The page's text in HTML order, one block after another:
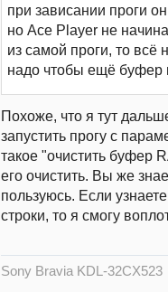
при зависании проги
но Ace Player не
из самой проги, то всё
надо чтобы ещё буфер
Похоже, что я тут
запустить прогу с
такое "очистить буфер
его очистить. Вы же
пользуюсь. Если
строки, то я смогу
Sony Bravia KDL-32CX523